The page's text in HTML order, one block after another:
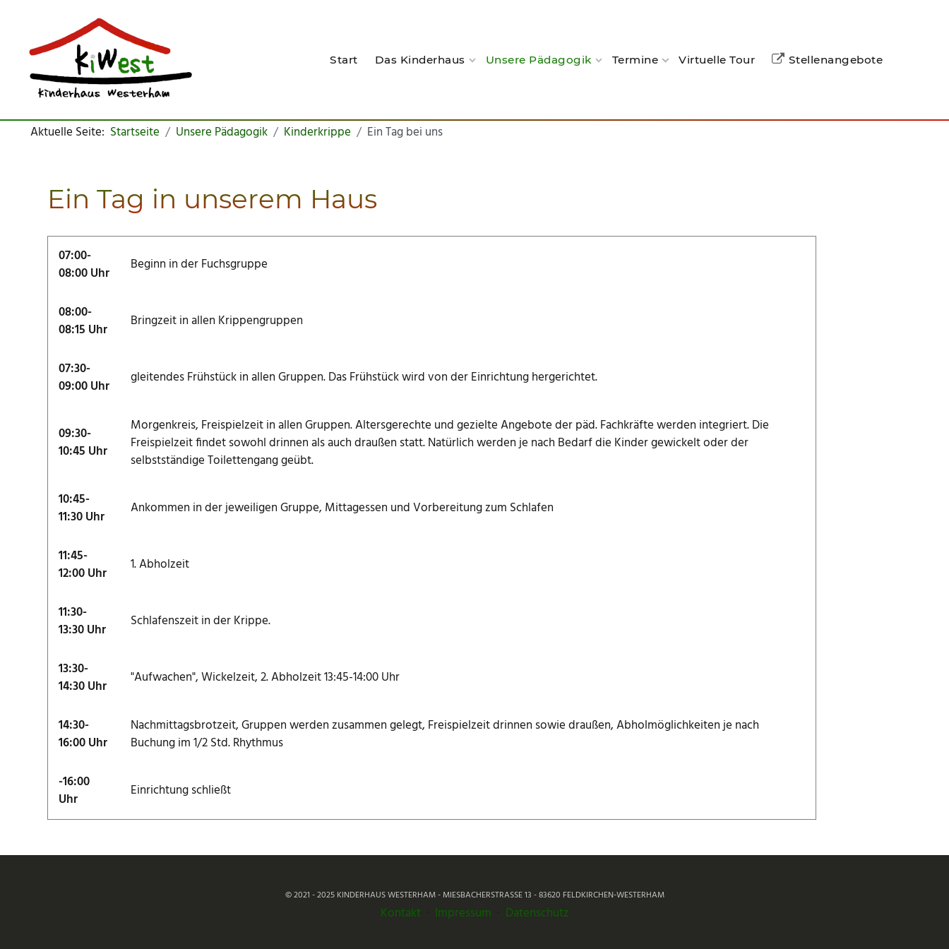
Start Das Kinderhaus Unsere Pädagogik Termine Virtuelle Tour Stellenangebote
Aktuelle Seite: Startseite Unsere Pädagogik Kinderkrippe Ein Tag bei uns
Ein Tag in unserem Haus
07:00-
08:00 Uhr
Beginn in der Fuchsgruppe
08:00-
08:15 Uhr
Bringzeit in allen Krippengruppen
07:30-
09:00 Uhr
gleitendes Frühstück in allen Gruppen. Das Frühstück wird von der Einrichtung hergerichtet.
09:30-
10:45 Uhr
Morgenkreis, Freispielzeit in allen Gruppen. Altersgerechte und gezielte Angebote der päd. Fachkräfte werden integriert. Die
Freispielzeit findet sowohl drinnen als auch draußen statt. Natürlich werden je nach Bedarf die Kinder gewickelt oder der
selbstständige Toilettengang geübt.
10:45-
11:30 Uhr
Ankommen in der jeweiligen Gruppe, Mittagessen und Vorbereitung zum Schlafen
11:45-
12:00 Uhr
1. Abholzeit
11:30-
13:30 Uhr
Schlafenszeit in der Krippe.
13:30-
14:30 Uhr
"Aufwachen", Wickelzeit, 2. Abholzeit 13:45-14:00 Uhr
14:30-
16:00 Uhr
Nachmittagsbrotzeit, Gruppen werden zusammen gelegt, Freispielzeit drinnen sowie draußen, Abholmöglichkeiten je nach
Buchung im 1/2 Std. Rhythmus
-16:00
Uhr
Einrichtung schließt
© 2021 - 2025 KINDERHAUS WESTERHAM - MIESBACHERSTRASSE 13 - 83620 FELDKIRCHEN-WESTERHAM
Kontakt· Impressum Datenschutz
Team
Satzung
Konzeption (PDF)
Miesbacherstraße
Anmeldung & Änderung
Elternbeirat
Öffnungszeiten
KiKu - KiWest (PDF)
Informationen für Familien in Feldkirchen-
Westerham
Kindergarten
Eingewöhnung
Ein Tag bei uns
Mahlzeiten
Kinderkrippe
Eingewöhnung
Ein Tag bei uns
Mahlzeiten
bevorstehende Termine
Schließtage